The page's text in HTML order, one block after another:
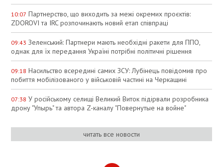
10:07 Партнерство, що виходить за межі окремих проєктів:
ZDOROVI та IRC розпочинають новий етап співпраці
09:43 Зеленський: Партнери мають необхідні ракети для ППО,
однак для їх передання Україні потрібні політичні рішення
09:18 Насильство всередині самих ЗСУ: Лубінець повідомив про
побиття мобілізованого у військовій частині на Черкащині
07:38 У російському селищі Великий Виток підірвали розробника
дрону "Упырь" та автора Z-каналу "Повернутые на войне"
читать все новости